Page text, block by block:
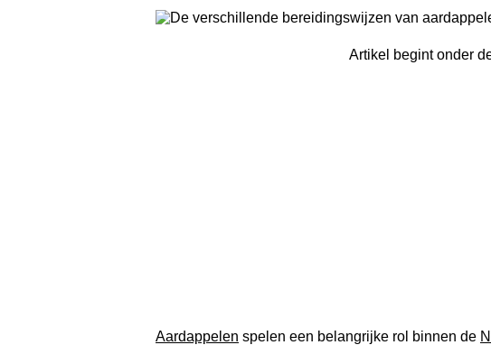
Artikel begint onder
Aardappelen spelen een belangrijke rol binnen de